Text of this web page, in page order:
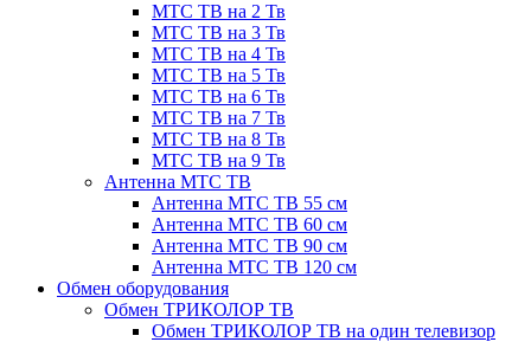
МТС ТВ на 2 Тв
МТС ТВ на 3 Тв
МТС ТВ на 4 Тв
МТС ТВ на 5 Тв
МТС ТВ на 6 Тв
МТС ТВ на 7 Тв
МТС ТВ на 8 Тв
МТС ТВ на 9 Тв
Антенна МТС ТВ
Антенна МТС ТВ 55 см
Антенна МТС ТВ 60 см
Антенна МТС ТВ 90 см
Антенна МТС ТВ 120 см
Обмен оборудования
Обмен ТРИКОЛОР ТВ
Обмен ТРИКОЛОР ТВ на один телевизор